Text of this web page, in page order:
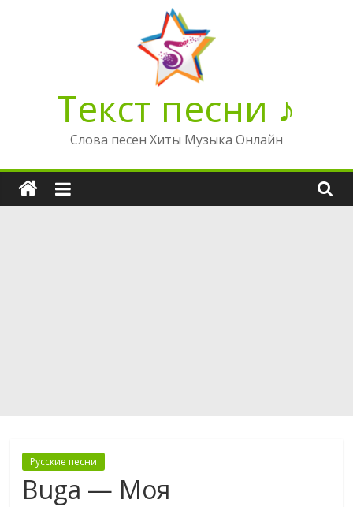
Текст песни ♪
Слова песен Хиты Музыка Онлайн
Русские песни
Buga — Моя